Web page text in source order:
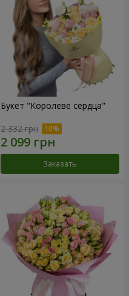
Букет "Королеве сердца"
2 332 грн
Заказать